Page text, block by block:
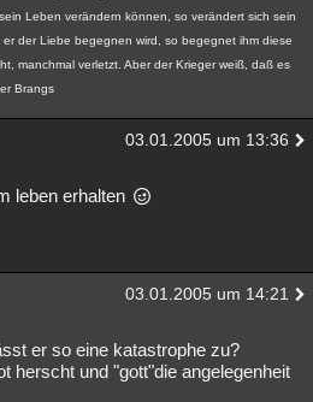
Leben verändern können, so verändert sich sein
der Liebe begegnen wird, so begegnet ihm diese
manchmal verletzt. Aber der Krieger weiß, daß es
Brangs
03.01.2005 um 13:36
leben erhalten
03.01.2005 um 14:21
er so eine katastrophe zu?
herscht und "gott"die angelegenheit